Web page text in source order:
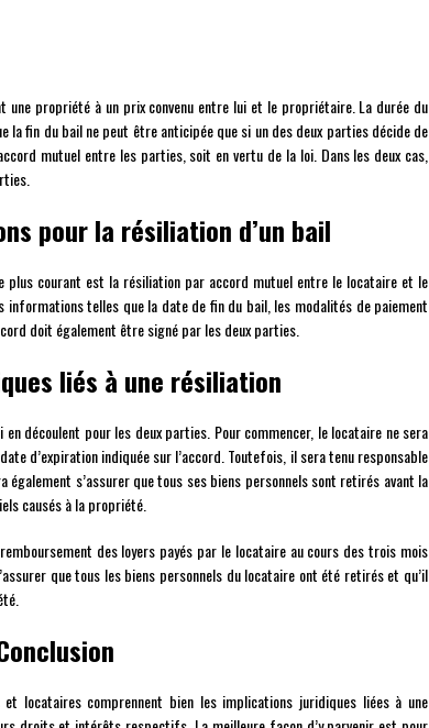
propriété à un prix convenu entre lui et le propriétaire. La durée du
la fin du bail ne peut être anticipée que si un des deux parties décide de
mutuel entre les parties, soit en vertu de la loi. Dans les deux cas,
pour la résiliation d’un bail
courant est la résiliation par accord mutuel entre le locataire et le
telles que la date de fin du bail, les modalités de paiement
doit également être signé par les deux parties.
liés à une résiliation
découlent pour les deux parties. Pour commencer, le locataire ne sera
d’expiration indiquée sur l’accord. Toutefois, il sera tenu responsable
s’assurer que tous ses biens personnels sont retirés avant la
causés à la propriété.
des loyers payés par le locataire au cours des trois mois
que tous les biens personnels du locataire ont été retirés et qu’il
locataires comprennent bien les implications juridiques liées à une